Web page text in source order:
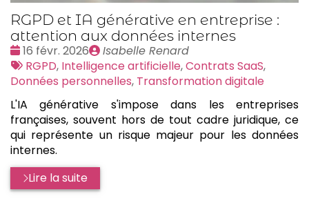
RGPD et IA générative en entreprise :
attention aux données internes
Date
:
16 févr. 2026
Publié
par
Isabelle Renard
Tags
:
RGPD, Intelligence artificielle,Contrats SaaS,
Données personnelles, Transformation digitale
L'IA générative s'impose dans les entreprises
françaises, souvent hors de tout cadre juridique, ce
qui représente un risque majeur pour les données
internes.
Lire la suite